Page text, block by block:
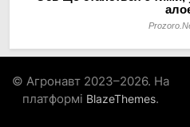
© Агронавт 2023–2026. На
платформі BlazeThemes.